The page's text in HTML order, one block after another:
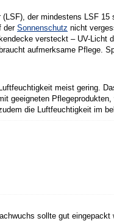
der mindestens LSF
der Sonnenschutz nicht
versteckt – UV-Licht
aufmerksame Pflege.
meist gering.
geeigneten
die Luftfeuchtigkeit im
sollte gut